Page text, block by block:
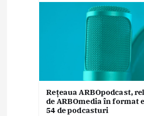
Rețeaua ARBOpodcast,
de ARBOmedia în format
54 de podcasturi